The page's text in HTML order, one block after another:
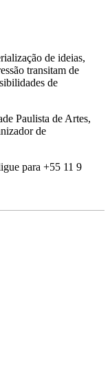
de ideias,
transitam de
de
Paulista de Artes,
de
para +55 11 9